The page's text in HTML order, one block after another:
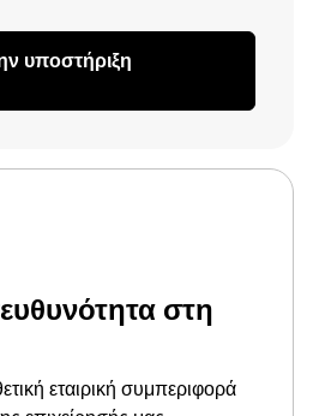
υποστήριξη
στη
εταιρική συμπεριφορά